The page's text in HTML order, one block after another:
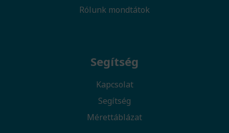
Rólunk mondtátok
Segítség
Kapcsolat
Segítség
Mérettáblázat